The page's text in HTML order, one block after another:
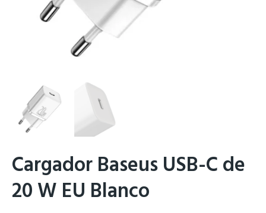
Cargador Baseus USB-C de
20 W EU Blanco